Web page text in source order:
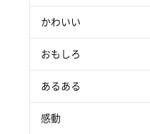
かわいい
おもしろ
あるある
感動